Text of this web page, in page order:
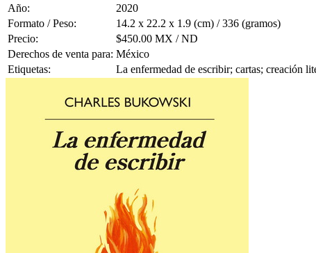
Año:
2020
Formato / Peso:
14.2 x 22.2 x 1.9 (cm) / 336 (gramos)
Precio:
$450.00 MX / ND
Derechos de venta para: México
Etiquetas:
La enfermedad de escribir; cartas; creación